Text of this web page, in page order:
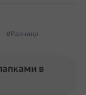
#Разница
в